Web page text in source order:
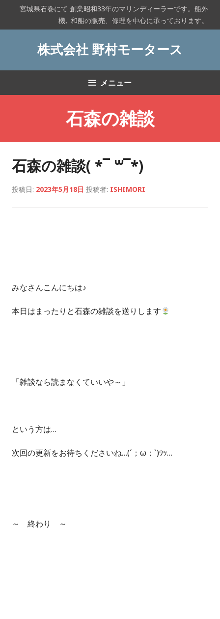
テ
宮城県石巻にて 創業昭和33年のマリンディーラーです。船外
機､ 和船の販売、修理を中心に承っております。
株式会社 野村モータース
メニュー
石森の雑談
石森の雑談( *¯ ꒳¯*)
投稿日: 2023年5月18日 投稿者: ISHIMORI
みなさんこんにちは♪
本日はまったりと石森の雑談を送りします
「雑談なら読まなくていいや～」
という方は…
次回の更新をお待ちくださいね…(´；ω；`)ｳｯ…
～ 終わり ～